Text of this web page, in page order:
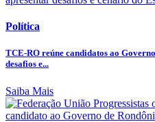
Política
TCE-RO reúne candidatos ao
desafios e...
Saiba Mais